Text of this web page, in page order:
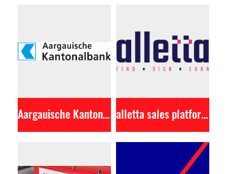
Aargauische Kantonalbank alletta sales platform ag